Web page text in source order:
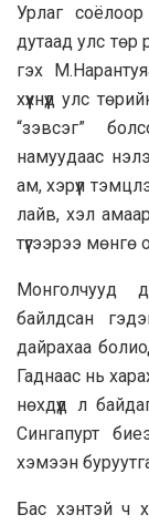
Урлаг
дутаад улс төр
гэх
хүүхнүүд улс
“зэвсэг”
намуудаас
ам, хэрүүл
лайв, хэл
түүгээрээ
Монголчууд
байлдсан
дайрахаа
Гаднаас нь
нөхдүүд л
Сингапурт
хэмээн
Бас хэнтэй ч